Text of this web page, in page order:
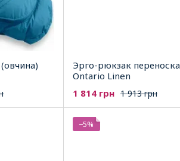
Эрго-рюкзак переноска
Ontario Linen
1 913 грн
1 814 грн
−5%